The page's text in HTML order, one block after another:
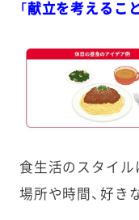
「献立を考えること
食生活のスタイル
場所や時間、好き